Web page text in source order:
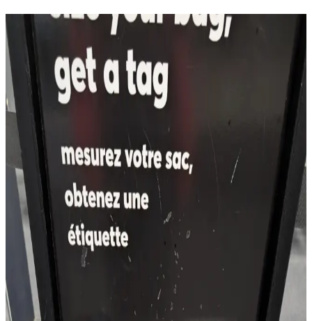
22.5L ve Kişisel Eşya ile Seyahat veya Tek 30L Sırt
Çantası Tercihi: Hava Yolu Kısıtlamaları ve Konfor
Seyahatlerde 22.5L sırt çantası ve kişisel eşya kombinasyonu ile tek
28-30L sırt çantası arasındaki avantajlar, hava yolu kısıtlamaları ve
taşıma konforu açısından karşılaştırılıyor.
Patagonia Micro MLC 22L Sırt Çantası: Avrupa
Seyahatlerinde Ryanair Kabin Bagajına Uygun
Kompakt Çözüm
Patagonia Micro MLC 22L sırt çantası, Ryanair kabin bagajı
standartlarına yakın boyutları ve organize bölmeleriyle Avrupa içi
seyahatlerde kompakt ve işlevsel bir taşıma seçeneği sunuyor.
Tek Çanta Seyahat: Aileler İçin Hafif, Pratik ve
Esnek Seyahat Yöntemi
Tek çanta seyahat yöntemi, ailelerin bagaj yükünü azaltarak
havaalanında hızlı hareket etmelerini sağlar. Minimalist paketleme ve
doğru ekipman seçimiyle seyahat daha pratik ve esnek hale gelir.